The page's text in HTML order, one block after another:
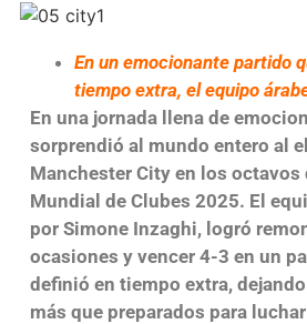
En un emocionante partido
tiempo extra, el equipo
En una jornada llena de
sorprendió al mundo entero al
Manchester City en los octavos
Mundial de Clubes 2025. El
por Simone Inzaghi, logró
ocasiones y vencer 4-3 en un
definió en tiempo extra,
más que preparados para